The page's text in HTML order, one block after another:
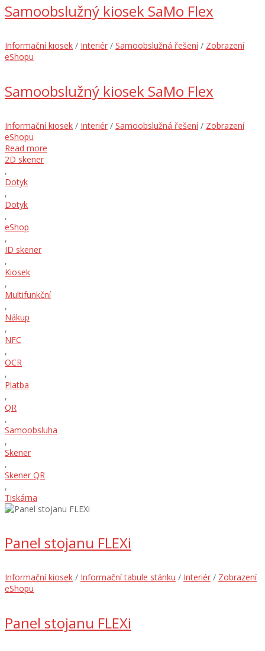
Samoobslužný kiosek SaMo Flex
Informační kiosek / Interiér / Samoobslužná řešení/ Zobrazení
eShopu
Samoobslužný kiosek SaMo Flex
Informační kiosek / Interiér / Samoobslužná řešení/ Zobrazení
eShopu
Read more
2D skener
,
Dotyk
,
Dotyk
,
eShop
,
ID skener
,
Kiosek
,
Multifunkční
,
Nákup
,
NFC
,
OCR
,
Platba
,
QR
,
Samoobsluha
,
Skener
,
Skener QR
,
Tiskárna
Panel stojanu FLEXi
Informační kiosek / Informační tabule stánku / Interiér / Zobrazení
eShopu
Panel stojanu FLEXi